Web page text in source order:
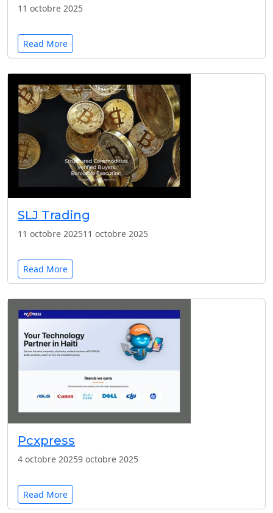
11 octobre 2025
Read More
SLJ Trading
11 octobre 202511 octobre 2025
Read More
Pcxpress
4 octobre 20259 octobre 2025
Read More